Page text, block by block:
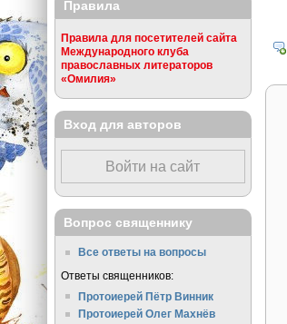
Правила
Правила для посетителей сайта
Международного клуба
православных литераторов
«Омилия»
Вход для авторов
Войти на сайт
Вопрос священнику
Все ответы на вопросы
Ответы священников:
Протоиерей Пётр Винник
Протоиерей Олег Махнёв